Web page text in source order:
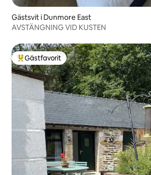
Gästsvit i Dunmore East
AVSTÄNGNING VID KUSTEN
Populär gästfavorit
Gästfavorit